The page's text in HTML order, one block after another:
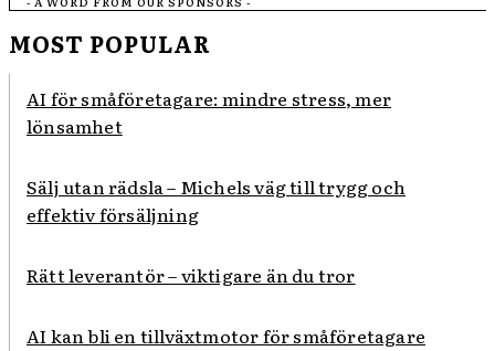
MOST POPULAR
AI för småföretagare: mindre stress, mer
lönsamhet
Sälj utan rädsla – Michels väg till trygg och
effektiv försäljning
Rätt leverantör – viktigare än du tror
AI kan bli en tillväxtmotor för småföretagare